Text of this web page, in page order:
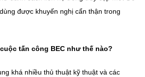
được khuyến nghị cẩn thận trong
tấn công BEC như thế nào?
khá nhiều thủ thuật kỹ thuật và các